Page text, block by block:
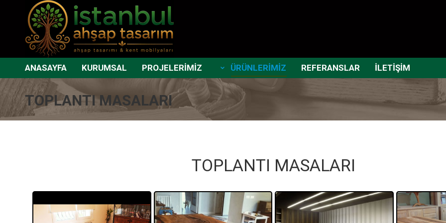
ANASAYFA KURUMSAL PROJELERİMİZ ÜRÜNLERİMİZ REFERANSLAR İLETİŞİM
TOPLANTI MASALARI
TOPLANTI MASALARI